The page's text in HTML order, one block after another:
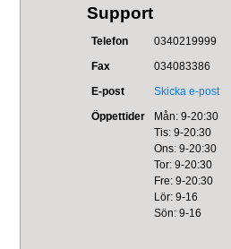
Support
Telefon
0340219999
Fax
034083386
E-post
Skicka e-post
Öppettider
Mån: 9-20:30
Tis: 9-20:30
Ons: 9-20:30
Tor: 9-20:30
Fre: 9-20:30
Lör: 9-16
Sön: 9-16